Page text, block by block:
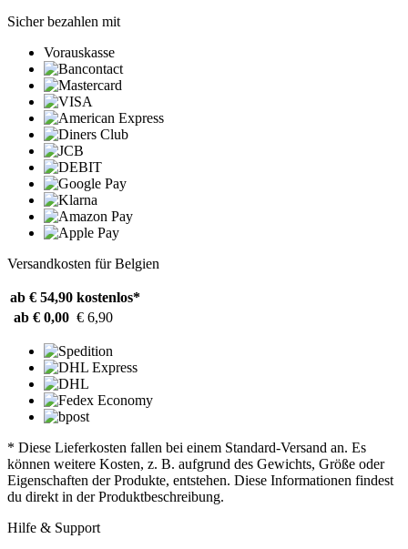
Sicher bezahlen mit
Vorauskasse
Versandkosten für Belgien
ab € 54,90 kostenlos*
ab € 0,00 € 6,90
* Diese Lieferkosten fallen bei einem Standard-Versand an. Es
können weitere Kosten, z. B. aufgrund des Gewichts, Größe oder
Eigenschaften der Produkte, entstehen. Diese Informationen findest
du direkt in der Produktbeschreibung.
Hilfe & Support